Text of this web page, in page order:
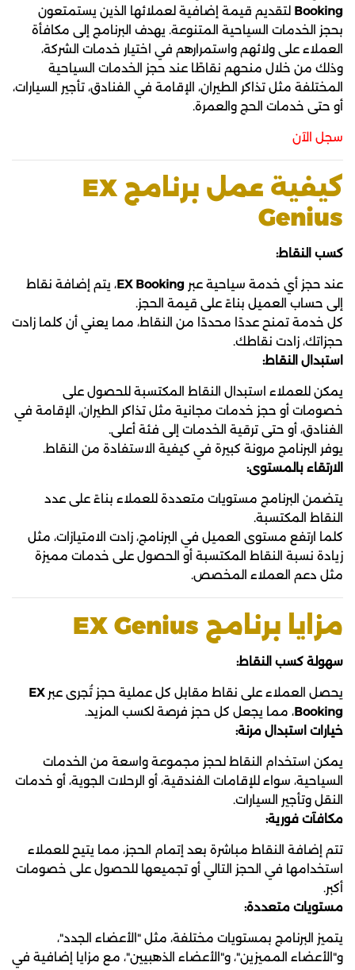
Booking لتقديم قيمة إضافية لعملائها الذين يستمتعون
بحجز الخدمات السياحية المتنوعة. يهدف البرنامج إلى مكافأة
العملاء على ولائهم واستمرارهم في اختيار خدمات الشركة،
وذلك من خلال منحهم نقاطًا عند حجز الخدمات السياحية
المختلفة مثل تذاكر الطيران، الإقامة في الفنادق، تأجير السيارات،
أو حتى خدمات الحج والعمرة.
سجل الآن
كيفية عمل برنامج EX
Genius
كسب النقاط:
عند حجز أي خدمة سياحية عبر EX Booking، يتم إضافة نقاط
إلى حساب العميل بناءً على قيمة الحجز.
كل خدمة تمنح عددًا محددًا من النقاط، مما يعني أن كلما زادت
حجزاتك، زادت نقاطك.
استبدال النقاط:
يمكن للعملاء استبدال النقاط المكتسبة للحصول على
خصومات أو حجز خدمات مجانية مثل تذاكر الطيران، الإقامة في
الفنادق، أو حتى ترقية الخدمات إلى فئة أعلى.
يوفر البرنامج مرونة كبيرة في كيفية الاستفادة من النقاط.
الارتقاء بالمستوى:
يتضمن البرنامج مستويات متعددة للعملاء بناءً على عدد
النقاط المكتسبة.
كلما ارتفع مستوى العميل في البرنامج، زادت الامتيازات، مثل
زيادة نسبة النقاط المكتسبة أو الحصول على خدمات مميزة
مثل دعم العملاء المخصص.
مزايا برنامج EX Genius
سهولة كسب النقاط:
يحصل العملاء على نقاط مقابل كل عملية حجز تُجرى عبرEX
Booking، مما يجعل كل حجز فرصة لكسب المزيد.
خيارات استبدال مرنة:
يمكن استخدام النقاط لحجز مجموعة واسعة من الخدمات
السياحية، سواء للإقامات الفندقية، أو الرحلات الجوية، أو خدمات
النقل وتأجير السيارات.
مكافآت فورية:
تتم إضافة النقاط مباشرة بعد إتمام الحجز، مما يتيح للعملاء
استخدامها في الحجز التالي أو تجميعها للحصول على خصومات
أكبر.
مستويات متعددة:
يتميز البرنامج بمستويات مختلفة، مثل "الأعضاء الجدد"،
و"الأعضاء المميزين"، و"الأعضاء الذهبيين"، مع مزايا إضافية في